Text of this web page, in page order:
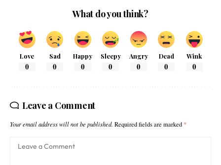
What do you think?
Love
0
Sad
0
Happy
0
Sleepy
0
Angry
0
Dead
0
Wink
0
Leave a Comment
Your email address will not be published. Required fields are marked *